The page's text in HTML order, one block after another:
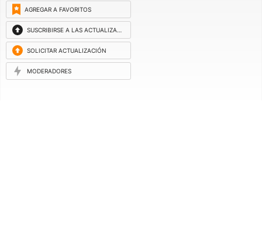
AGREGAR A FAVORITOS
SUSCRIBIRSE A LAS ACTUALIZACIONES
SOLICITAR ACTUALIZACIÓN
MODERADORES